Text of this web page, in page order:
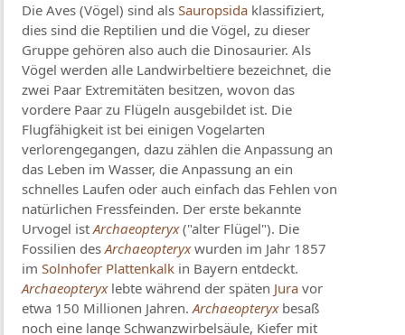
Die Aves (Vögel) sind alsSauropsida klassifiziert,
dies sind die Reptilien und die Vögel, zu dieser
Gruppe gehören also auch die Dinosaurier. Als
Vögel werden alle Landwirbeltiere bezeichnet, die
zwei Paar Extremitäten besitzen, wovon das
vordere Paar zu Flügeln ausgebildet ist. Die
Flugfähigkeit ist bei einigen Vogelarten
verlorengegangen, dazu zählen die Anpassung an
das Leben im Wasser, die Anpassung an ein
schnelles Laufen oder auch einfach das Fehlen von
natürlichen Fressfeinden. Der erste bekannte
Urvogel istArchaeopteryx("alter Flügel"). Die
Fossilien desArchaeopteryxwurden im Jahr 1857
imSolnhofer Plattenkalk in Bayern entdeckt.
Archaeopteryxlebte während der späten Jura vor
etwa 150 Millionen Jahren.Archaeopteryxbesaß
noch eine lange Schwanzwirbelsäule, Kiefer mit